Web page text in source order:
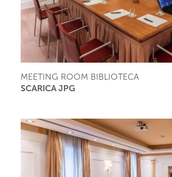
MEETING ROOM BIBLIOTECA
SCARICA JPG